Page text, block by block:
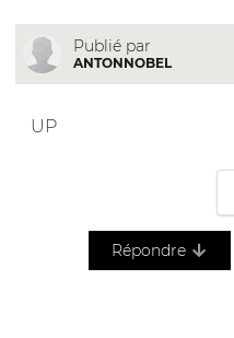
Publié par
ANTONNOBEL
UP
Répondre